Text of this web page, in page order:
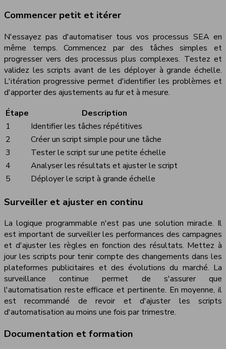
Commencer petit et itérer
N'essayez pas d'automatiser tous vos processus SEA en
même temps. Commencez par des tâches simples et
progresser vers des processus plus complexes. Testez et
validez les scripts avant de les déployer à grande échelle.
L'itération progressive permet d'identifier les problèmes et
d'apporter des ajustements au fur et à mesure.
Étape
Description
1
Identifier les tâches répétitives
2
Créer un script simple pour une tâche
3
Tester le script sur une petite échelle
4
Analyser les résultats et ajuster le script
5
Déployer le script à grande échelle
Surveiller et ajuster en continu
La logique programmable n'est pas une solution miracle. Il
est important de surveiller les performances des campagnes
et d'ajuster les règles en fonction des résultats. Mettez à
jour les scripts pour tenir compte des changements dans les
plateformes publicitaires et des évolutions du marché. La
surveillance continue permet de s'assurer que
l'automatisation reste efficace et pertinente. En moyenne, il
est recommandé de revoir et d'ajuster les scripts
d'automatisation au moins une fois par trimestre.
Documentation et formation